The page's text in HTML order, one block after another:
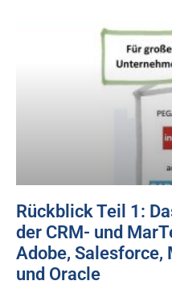
Rückblick Teil 1:
der CRM- und
Adobe, Salesforce,
und Oracle